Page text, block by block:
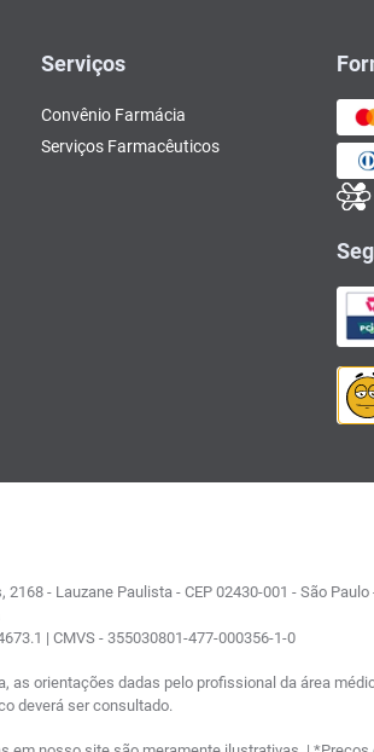
Serviços
Convênio Farmácia
Serviços Farmacêuticos
- Lauzane Paulista - CEP 02430-001 - São
| CMVS - 355030801-477-000356-1-0
orientações dadas pelo profissional da área
deverá ser consultado.